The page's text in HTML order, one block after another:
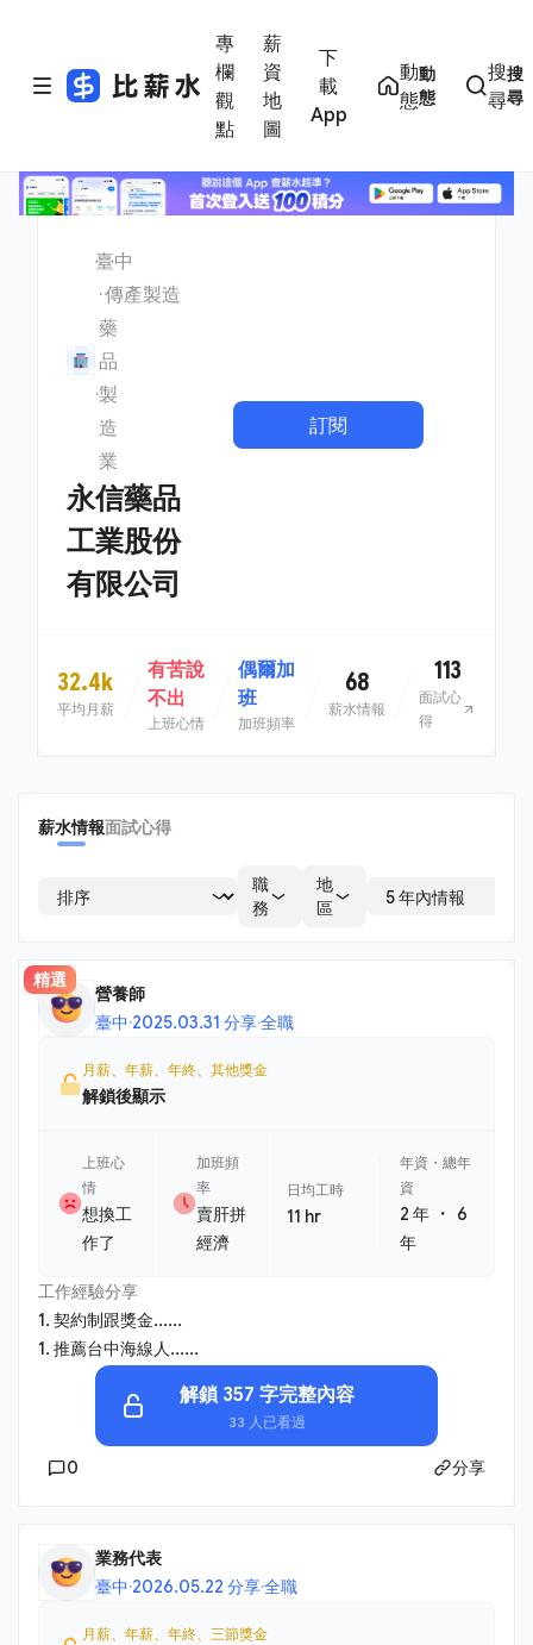
專
欄
觀
點
薪
資
地
圖
下
載
App
動
態
動
態
搜
尋
搜
尋
臺中
傳產製造
藥
品
製
造
業
永信藥品
工業股份
有限公司
訂閱
32.4k
平均月薪
有苦說
不出
上班心情
偶爾加
班
加班頻率
68
薪水情報
113
面試心
得
薪水情報面試心得
職
務
地
區
精選
營養師
臺中·2025.03.31 分享·全職
月薪、年薪、年終、其他獎金
解鎖後顯示
上班心
情
想換工
作了
加班頻
率
賣肝拼
經濟
日均工時
11 hr
年資・總年
資
2 年 ・
6
年
工作經驗分享
1. 契約制跟獎金......
1. 推薦台中海線人......
解鎖 357 字完整內容
33 人已看過
0 分享
業務代表
臺中·2026.05.22 分享·全職
月薪、年薪、年終、三節獎金